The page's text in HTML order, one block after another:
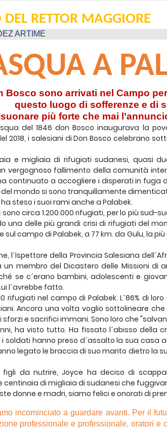
RETTOR MAGGIORE
ARTIME
A
Bosco sono arrivati nel Campo
questo luogo di sofferenze e di
più forte che mai
del 1846 don Bosco inaugurava la
2018, i salesiani di Don Bosco celebrano
e migliaia di rifugiati sudanesi, quasi
vergognoso fallimento della comunità
continuato a accogliere i disperati in fuga
mondo si sono tranquillamente
steso i suoi rami anche a Palabek.
circa 1.200.000 rifugiati, per lo più sud-
una delle più grandi crisi di rifugiati del
sul campo di Palabek, a 77 km. da Gulu, la
l´Ispettore della Provincia Salesiana
membro del Dicastero delle Missioni di
se c´erano bambini, adolescenti e
l´avrebbe fatto.
rifugiati nel campo di Palabek. L´86% di
Ancora una volta voglio sottolineare
e sacrifici immani. Sono loro che
ha visto tutto. Ha fissato l´abisso
soldati hanno preso d´assalto la sua casa
legato le braccia di suo marito dietro la
da nutrire, Joyce ha deciso di
centinaia di migliaia di sudanesi che
donne e madri, siamo felici e onorati di
incominciato a guardare avanti. Per il
professionale e professionale, oratori